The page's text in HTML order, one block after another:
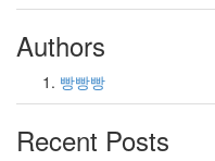
Authors
빵빵빵
Recent Posts